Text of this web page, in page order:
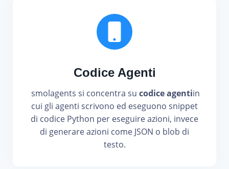
Codice Agenti
smolagents si concentra su codice agentiin
cui gli agenti scrivono ed eseguono snippet
di codice Python per eseguire azioni, invece
di generare azioni come JSON o blob di
testo.